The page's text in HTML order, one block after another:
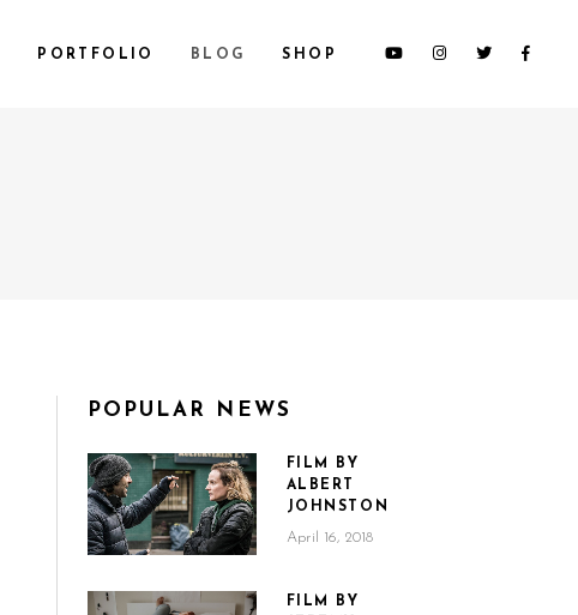
PORTFOLIO
LARGE SLIDER
GALLERY
BLOG SHOP
POPULAR NEWS
FILM BY
ALBERT
JOHNSTON
April 16, 2018
FILM BY